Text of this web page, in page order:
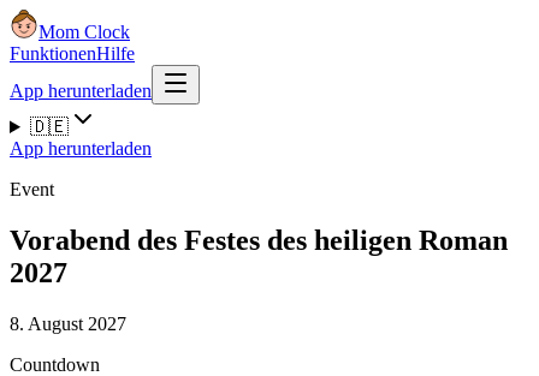
Mom Clock
FunktionenHilfe
App herunterladen
🇩🇪
App herunterladen
Event
Vorabend des Festes des heiligen Roman
2027
8. August 2027
Countdown